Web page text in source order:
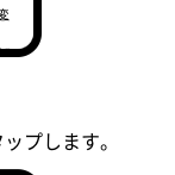
プします。